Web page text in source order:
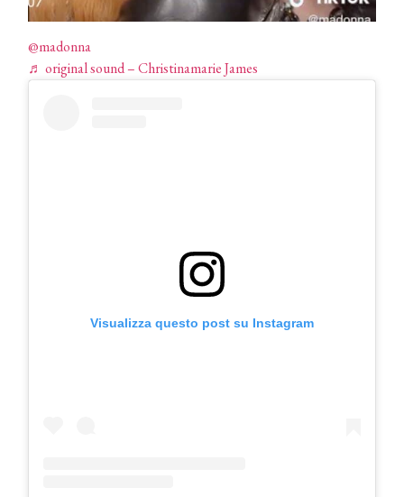
@madonna
♬ original sound – Christinamarie James
Visualizza questo post su Instagram
Cosmprof Worldwide Bologna
presenta THE BEAUTY &
WELLNESS CONGRESS 2022: I